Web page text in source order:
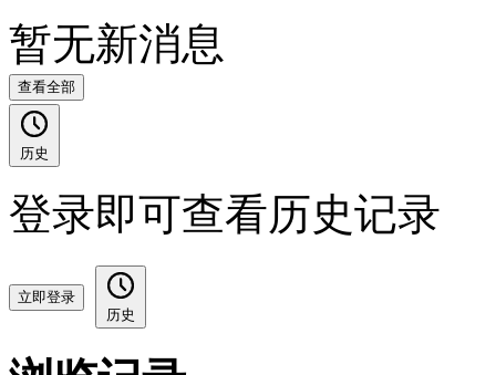
暂无新消息
查看全部
历史
登录即可查看历史记录
立即登录
历史